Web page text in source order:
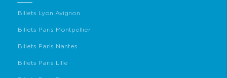
Billets Lyon Avignon
Billets Paris Montpellier
Billets Paris Nantes
Billets Paris Lille